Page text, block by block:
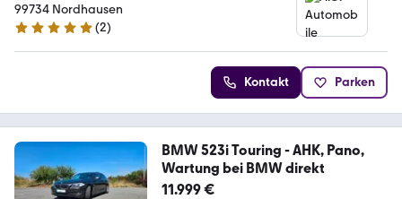
99734 Nordhausen
5 Sterne
(2)
Kontakt Parken
BMW 523i Touring - AHK, Pano,
Wartung bei BMW direkt
11.999 €